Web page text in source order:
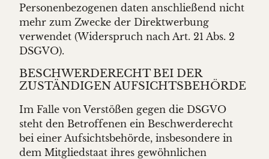
Personenbezogenen daten anschließend nicht
mehr zum Zwecke der Direktwerbung
verwendet (Widerspruch nach Art. 21 Abs. 2
DSGVO).
BESCHWERDE­RECHT BEI DER
ZUSTÄNDIGEN AUFSICHTS­BEHÖRDE
Im Falle von Verstößen gegen die DSGVO
steht den Betroffenen ein Beschwerderecht
bei einer Aufsichtsbehörde, insbesondere in
dem Mitgliedstaat ihres gewöhnlichen